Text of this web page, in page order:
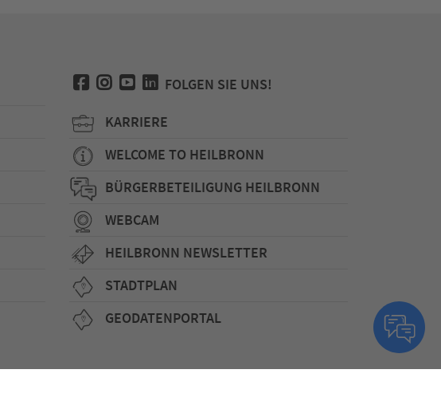
FOLGEN SIE UNS!
KARRIERE
WELCOME TO HEILBRONN
BÜRGERBETEILIGUNG HEILBRONN
WEBCAM
HEILBRONN NEWSLETTER
STADTPLAN
GEODATENPORTAL